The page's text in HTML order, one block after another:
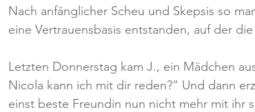
Nach anfänglicher Scheu und Skepsis so
eine Vertrauensbasis entstanden, auf der
Letzten Donnerstag kam J., ein Mädchen
Nicola kann ich mit dir reden?“ Und dann
einst beste Freundin nun nicht mehr mit ihr